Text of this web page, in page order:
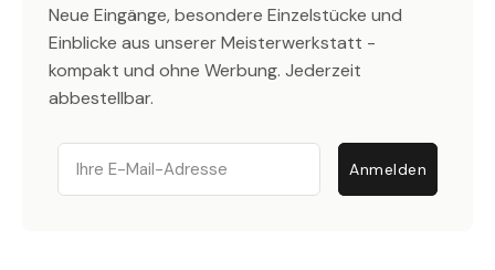
Neue Eingänge, besondere Einzelstücke und
Einblicke aus unserer Meisterwerkstatt -
kompakt und ohne Werbung. Jederzeit
abbestellbar.
Email
Anmelden